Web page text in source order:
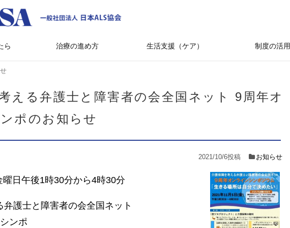
ら 治療の進め方 生活支援（ケア） 制度の活用
える弁護士と障害者の会全国ネット 9周年オ
ポのお知らせ
2021/10/6投稿 お知らせ
日午後1時30分から4時30分
護士と障害者の会全国ネット
ンポ